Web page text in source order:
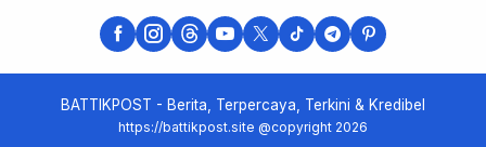
BATTIKPOST - Berita, Terpercaya, Terkini & Kredibel
https://battikpost.site @copyright 2026